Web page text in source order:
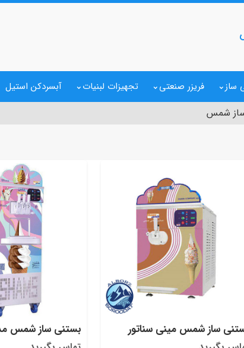
ساز فریزر صنعتی تجهیزات لبنیات آبسردکن استیل
شمس
ساز شمس مینی سناتور بستنی ساز شمس